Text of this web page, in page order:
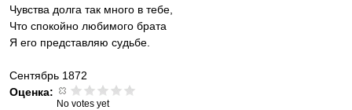
Чувства долга так много в тебе,
Что спокойно любимого брата
Я его представляю судьбе.
Сентябрь 1872
Оценка:
No votes yet